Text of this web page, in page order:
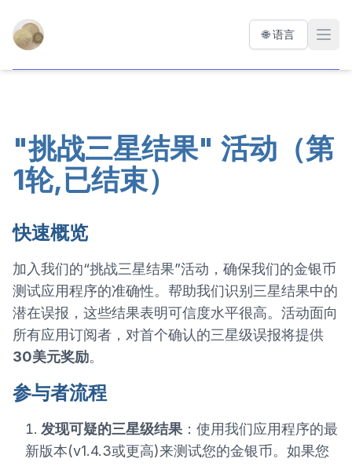
Precious Coin Tester 🌐 语言
"挑战三星结果" 活动（第
1轮,已结束）
快速概览
加入我们的“挑战三星结果”活动，确保我们的金银币
测试应用程序的准确性。帮助我们识别三星结果中的
潜在误报，这些结果表明可信度水平很高。活动面向
所有应用订阅者，对首个确认的三星级误报将提供
30美元奖励。
参与者流程
发现可疑的三星级结果 ：使用我们应用程序的最
新版本(v1.4.3或更高)来测试您的金银币。如果您